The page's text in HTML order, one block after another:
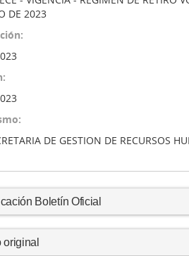
DE 2023
DE GESTION DE RECURSOS
Boletín Oficial
original